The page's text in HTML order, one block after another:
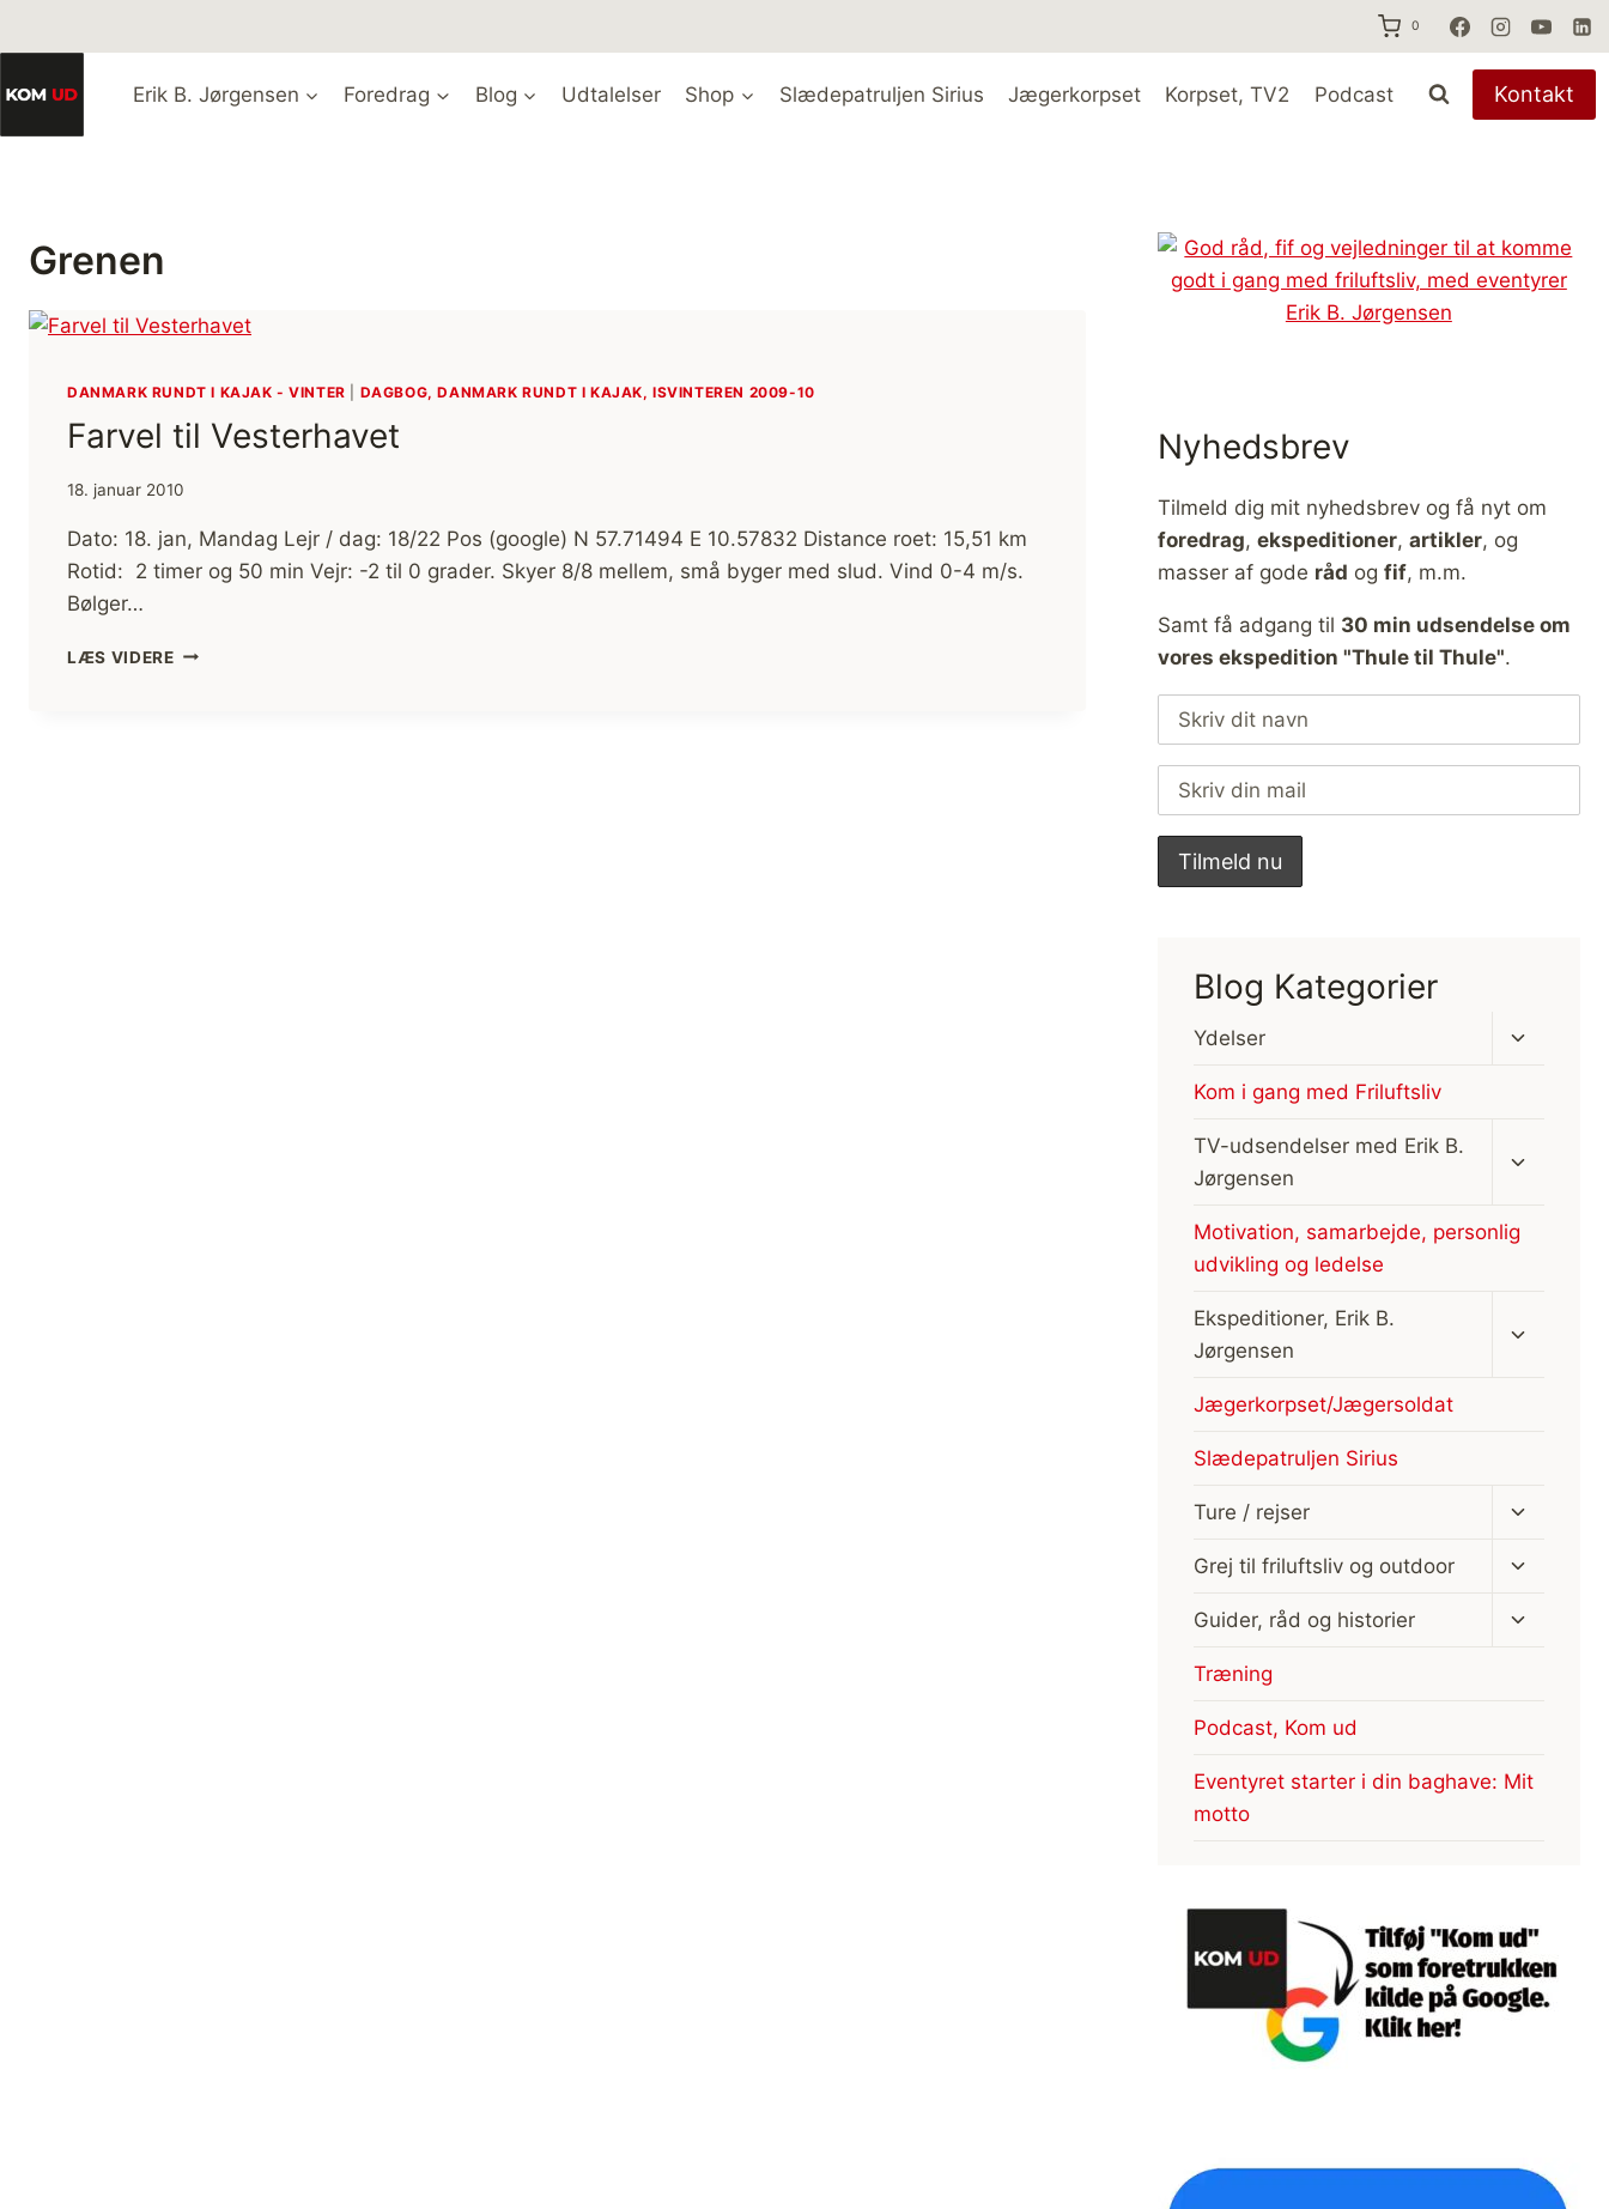
til
0
Erik B. Jørgensen Foredrag Blog Udtalelser Shop Slædepatruljen Sirius Jægerkorpset Korpset, TV2 Podcast Kontakt
Grenen
DANMARK RUNDT I KAJAK - VINTER DAGBOG, DANMARK RUNDT I KAJAK, ISVINTEREN 2009-10
Farvel til Vesterhavet
18. januar 2010
Dato: 18. jan, Mandag Lejr / dag: 18/22 Pos (google) N 57.71494 E 10.57832 Distance roet: 15,51 km
Rotid: 2 timer og 50 min Vejr: -2 til 0 grader. Skyer 8/8 mellem, små byger med slud. Vind 0-4 m/s.
Bølger…
LÆS VIDEREFARVEL
Nyhedsbrev
Tilmeld dig mit nyhedsbrev og få nyt om
foredrag, ekspeditioner, artikler, og
masser af gode råd og fif, m.m.
Samt få adgang til 30 min udsendelse om
vores ekspedition "Thule til Thule".
Blog Kategorier
Ydelser
Skift
Kom i gang med Friluftsliv
TV-udsendelser med Erik B.
Jørgensen
Motivation, samarbejde, personlig
udvikling og ledelse
Ekspeditioner, Erik B.
Jørgensen
Jægerkorpset/Jægersoldat
Slædepatruljen Sirius
Ture / rejser
Skift
Grej til friluftsliv og outdoor
Skift
Guider, råd og historier
Skift
Træning
Podcast, Kom ud
Eventyret starter i din baghave: Mit
motto